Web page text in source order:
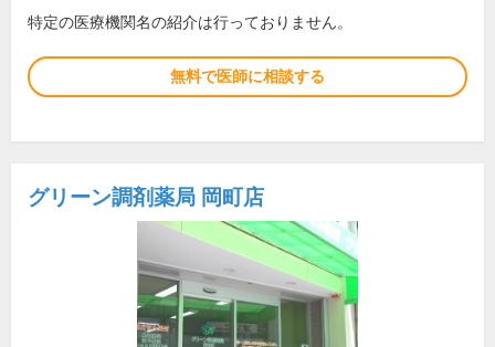
特定の医療機関名の紹介は行っておりません。
無料で医師に相談する
グリーン調剤薬局 岡町店